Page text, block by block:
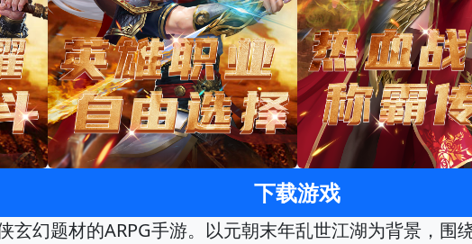
下载游戏
玄幻题材的ARPG手游。以元朝末年乱世江湖为背景，围